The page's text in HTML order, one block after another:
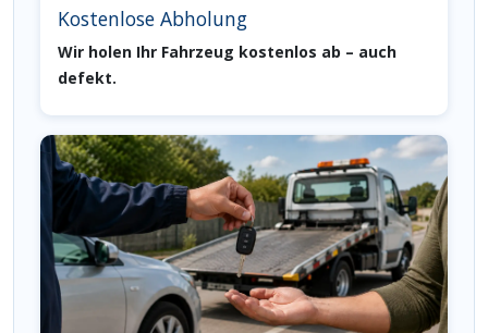
Kostenlose Abholung
Wir holen Ihr Fahrzeug kostenlos ab – auch
defekt.